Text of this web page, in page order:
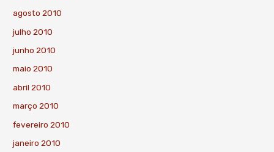
agosto 2010
julho 2010
junho 2010
maio 2010
abril 2010
março 2010
fevereiro 2010
janeiro 2010